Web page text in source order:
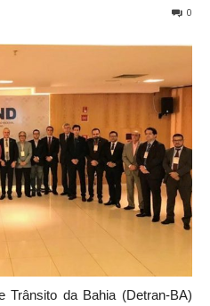
0
Trânsito da Bahia (Detran-BA)